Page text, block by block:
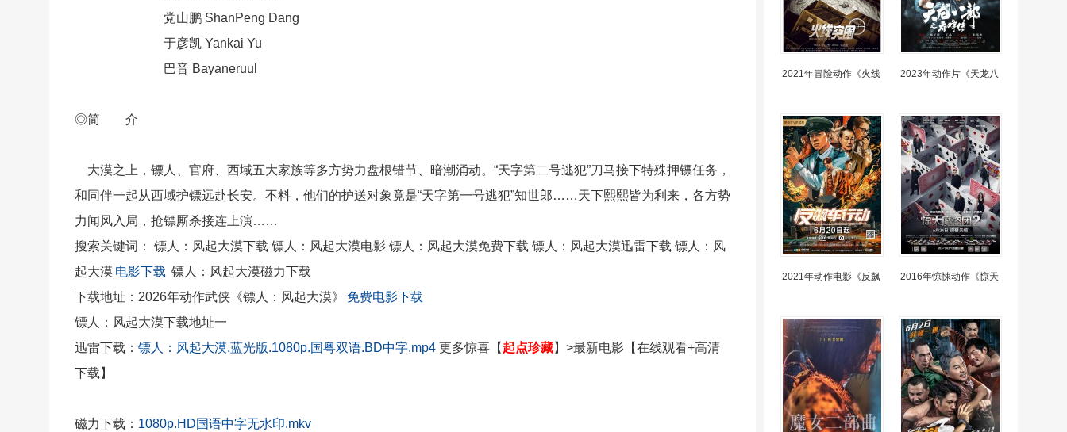
党山鹏 ShanPeng Dang
于彦凯 Yankai Yu
巴音 Bayaneruul
◎简 介
大漠之上，镖人、官府、西域五大家族等多方势力盘根错节、暗潮涌动。“天字第二号逃犯”刀马接下特殊押镖任务，
和同伴一起从西域护镖远赴长安。不料，他们的护送对象竟是“天字第一号逃犯”知世郎……天下熙熙皆为利来，各方势
力闻风入局，抢镖厮杀接连上演……
搜索关键词： 镖人：风起大漠下载 镖人：风起大漠电影 镖人：风起大漠免费下载 镖人：风起大漠迅雷下载 镖人：风
起大漠 电影下载 镖人：风起大漠磁力下载
下载地址：2026年动作武侠《镖人：风起大漠》
免费电影下载
镖人：风起大漠下载地址一
迅雷下载： 镖人：风起大漠.蓝光版.1080p.国粤双语.BD中字.mp4 更多惊喜【 起点珍藏】>最新电影【在线观看+高清
下载】
磁力下载： 1080p.HD国语中字无水印.mkv
2021年冒险动作《火线 2023年动作片《天龙八
2021年动作电影《反飙 2016年惊悚动作《惊天